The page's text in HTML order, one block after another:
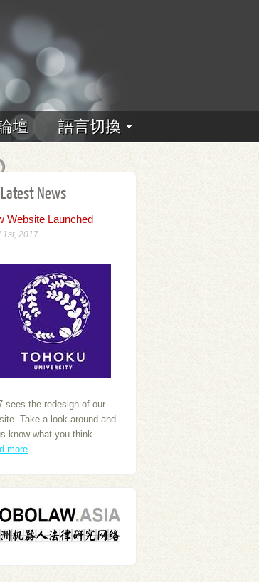
壇 語言切換
Latest News
Website Launched
1st, 2017
sees the redesign of our
Take a look around and
know what you think.
more